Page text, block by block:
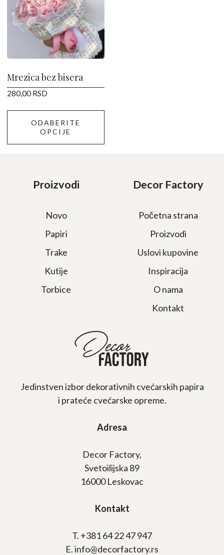
Mrezica bez bisera
280,00 RSD
ODABERITE
OPCIJE
više
varijanti.
Opcije
biti
izabrane
na
Proizvodi
Novo
Papiri
Trake
Kutije
Torbice
Decor Factory
Početna strana
Proizvodi
Uslovi kupovine
Inspiracija
O nama
Kontakt
Jedinstven izbor dekorativnih cvećarskih papira
i prateće cvećarske opreme.
Adresa
Decor Factory,
Svetoilijska 89
16000 Leskovac
Kontakt
T. +381 64 22 47 947
E. info@decorfactory.rs